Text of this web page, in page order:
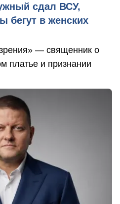
сдал ВСУ,
бегут в женских
— священник о
платье и признании